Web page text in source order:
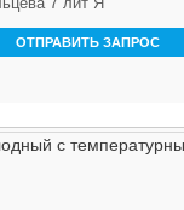
ОТПРАВИТЬ ЗАПРОС